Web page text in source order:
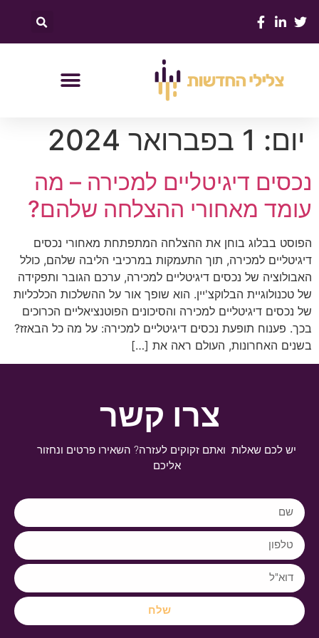
יום: 1 בפברואר 2024
נכסים דיגיטליים למכירה – מה
עומד מאחורי ההצלחה שלהם?
הפוסט בבלוג בוחן את ההצלחה המתפתחת מאחורי נכסים
דיגיטליים למכירה, תוך התעמקות במרכיבי הליבה שלהם, כולל
האבולוציה של נכסים דיגיטליים למכירה, ערכם הגובר ותפקידה
של טכנולוגיית הבלוקצ'יין. הוא שופך אור על ההשלכות הכלכליות
של נכסים דיגיטליים למכירה והסיכונים הפוטנציאליים הכרוכים
בכך. פענוח תופעת נכסים דיגיטליים למכירה: על מה כל הבאזז?
בשנים האחרונות, העולם ראה את […]
צרו קשר
יש לכם שאלות ואתם זקוקים לעזרה? השאירו פרטים ונחזור
אליכם
שלח